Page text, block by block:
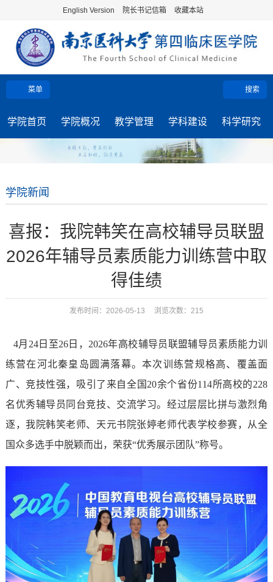
English Version 院长书记信箱 收藏本站
菜单 搜索
学院首页 学院概况 教学管理 学科建设 科学研究
学院新闻
喜报：我院韩笑在高校辅导员联盟
2026年辅导员素质能力训练营中取
得佳绩
发布时间：2026-05-13 浏览次数： 215
4月 24日至26日， 2026年高校辅导员联盟辅导员素质能力训
练营在河北秦皇岛圆满落幕。本次训练营规格高、覆盖面
广、竞技性强，吸引了来自全国 20余个省份114所高校的228
名优秀辅导员同台竞技、交流学习。经过层层比拼与激烈角
逐，我院韩笑老师、天元书院张婷老师代表学校参赛，从全
国众多选手中脱颖而出，荣获“优秀展示团队”称号。